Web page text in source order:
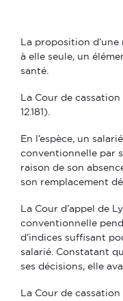
La proposition
à elle seule, un
santé.
La Cour de cassation
12.181).
En l’espèce, un
conventionnelle par
raison de son
son remplacement
La Cour d’appel de
conventionnelle
d’indices suffisant
salarié. Constatant
ses décisions, elle
La Cour de